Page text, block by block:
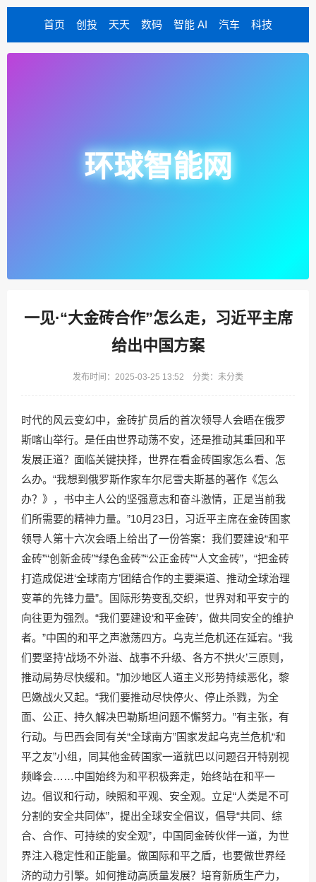
首页 创投 天天 数码 智能 AI 汽车 科技
环球智能网
一见·“大金砖合作”怎么走，习近平主席
给出中国方案
发布时间：2025-03-25 13:52 分类：未分类
时代的风云变幻中，金砖扩员后的首次领导人会晤在俄罗
斯喀山举行。是任由世界动荡不安，还是推动其重回和平
发展正道？面临关键抉择，世界在看金砖国家怎么看、怎
么办。“我想到俄罗斯作家车尔尼雪夫斯基的著作《怎么
办？》，书中主人公的坚强意志和奋斗激情，正是当前我
们所需要的精神力量。”10月23日，习近平主席在金砖国家
领导人第十六次会晤上给出了一份答案：我们要建设“和平
金砖”“创新金砖”“绿色金砖”“公正金砖”“人文金砖”，“把金砖
打造成促进‘全球南方’团结合作的主要渠道、推动全球治理
变革的先锋力量”。国际形势变乱交织，世界对和平安宁的
向往更为强烈。“我们要建设‘和平金砖’，做共同安全的维护
者。”中国的和平之声激荡四方。乌克兰危机还在延宕。“我
们要坚持‘战场不外溢、战事不升级、各方不拱火’三原则，
推动局势尽快缓和。”加沙地区人道主义形势持续恶化，黎
巴嫩战火又起。“我们要推动尽快停火、停止杀戮，为全
面、公正、持久解决巴勒斯坦问题不懈努力。”有主张，有
行动。与巴西会同有关“全球南方”国家发起乌克兰危机“和
平之友”小组，同其他金砖国家一道就巴以问题召开特别视
频峰会……中国始终为和平积极奔走，始终站在和平一
边。倡议和行动，映照和平观、安全观。立足“人类是不可
分割的安全共同体”，提出全球安全倡议，倡导“共同、综
合、合作、可持续的安全观”，中国同金砖伙伴一道，为世
界注入稳定性和正能量。做国际和平之盾，也要做世界经
济的动力引擎。如何推动高质量发展？培育新质生产力，